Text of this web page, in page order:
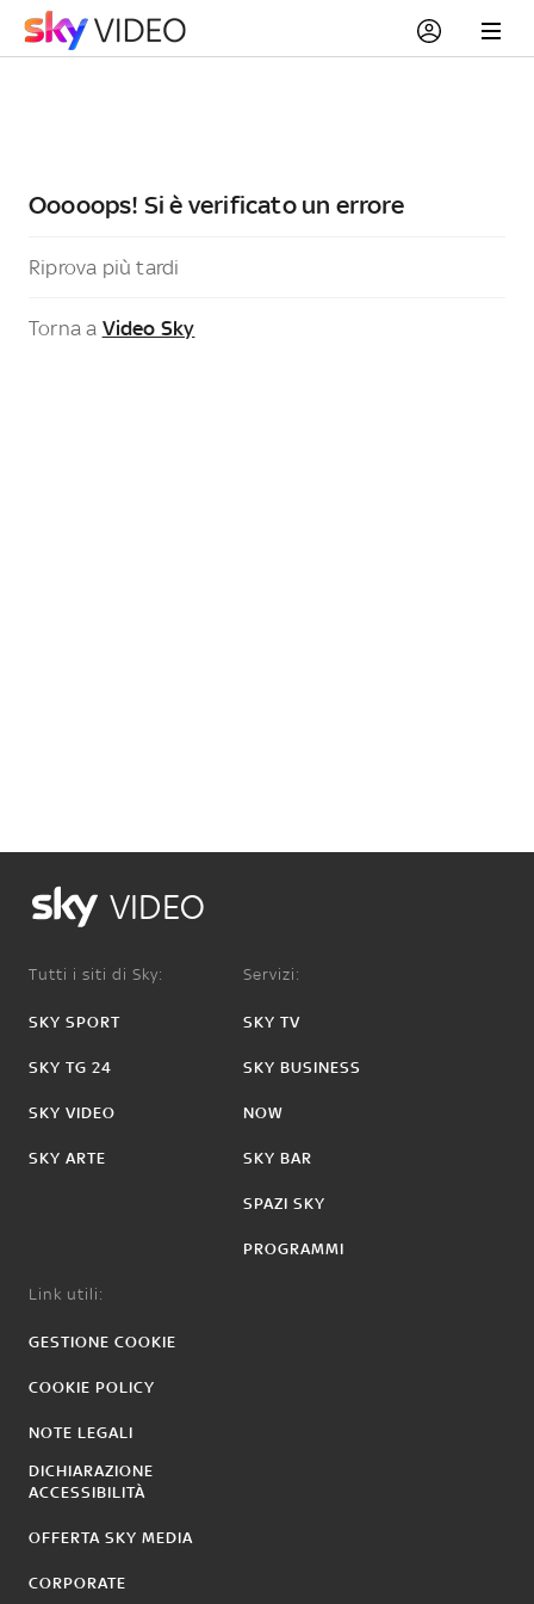
Ooooops! Si è verificato un errore
Riprova più tardi
Torna a Video Sky
VIDEO
Tutti i siti di Sky:
SKY SPORT
SKY TG 24
SKY VIDEO
SKY ARTE
Servizi:
SKY TV
SKY BUSINESS
NOW
SKY BAR
SPAZI SKY
PROGRAMMI
Link utili:
GESTIONE COOKIE
COOKIE POLICY
NOTE LEGALI
DICHIARAZIONE
ACCESSIBILITÀ
OFFERTA SKY MEDIA
CORPORATE